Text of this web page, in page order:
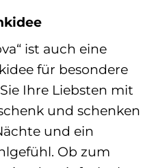
ist auch eine
für besondere
Ihre Liebsten mit
und schenken
und ein
Ob zum